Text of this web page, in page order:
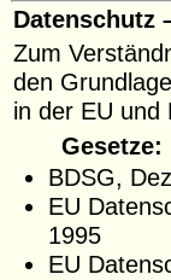
Datenschutz
Zum
den
in der EU und
Gesetze:
BDSG,
EU
1995
EU